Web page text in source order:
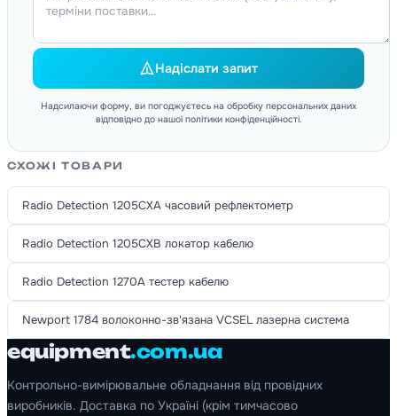
Надіслати запит
Надсилаючи форму, ви погоджуєтесь на обробку персональних даних
відповідно до нашої політики конфіденційності.
СХОЖІ ТОВАРИ
Radio Detection 1205CXA часовий рефлектометр
Radio Detection 1205CXB локатор кабелю
Radio Detection 1270A тестер кабелю
Newport 1784 волоконно-зв'язана VCSEL лазерна система
equipment.com.ua
Контрольно-вимірювальне обладнання від провідних
виробників. Доставка по Україні (крім тимчасово